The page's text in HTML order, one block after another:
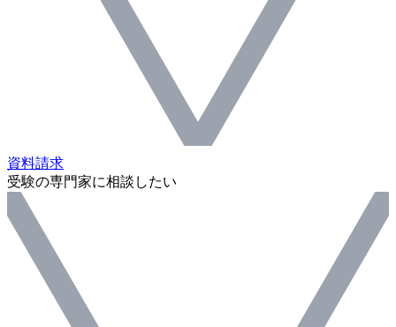
資料請求
受験の専門家に相談したい